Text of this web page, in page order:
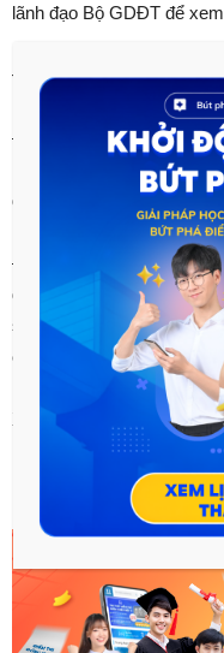
lãnh đạo Bộ GDĐT để
Để đảm bảo công tác
– ban hành quy chế tuyển
hóa những quy định của
đào tạo, công khai trên
– Xây dựng kế hoạch
định của pháp luật hiện
sinh phải có trách nhiệm
có thẩm quyền và xã hội
Xem chi tiết tại đây